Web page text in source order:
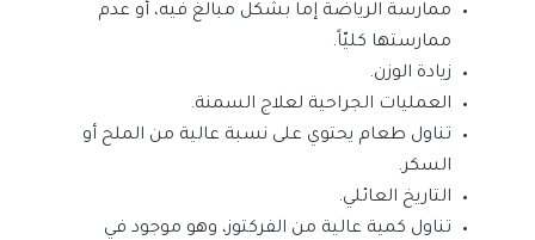
ممارسة الرياضة إما بشكل مبالغ فيه، أو عدم
ممارستها كليّاً.
زيادة الوزن.
العمليات الجراحية لعلاج السمنة.
تناول طعام يحتوي على نسبة عالية من الملح أو
السكر.
التاريخ العائلي.
تناول كمية عالية من الفركتوز، وهو موجود في